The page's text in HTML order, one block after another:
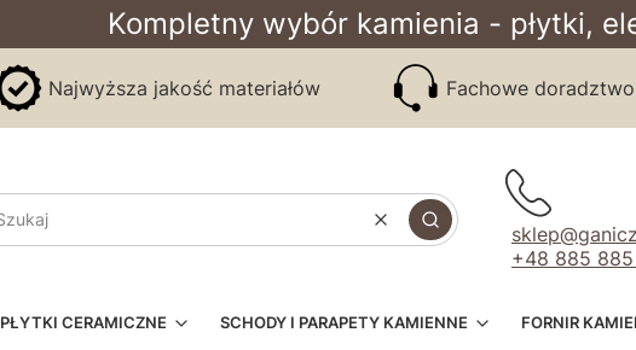
Kompletny wybór kamienia - płytki,
Najwyższa jakość materiałów Fachowe doradztwo
WyczyśćSzukaj
+48 885
PŁYTKI CERAMICZNE SCHODY I PARAPETY KAMIENNE FORNIR